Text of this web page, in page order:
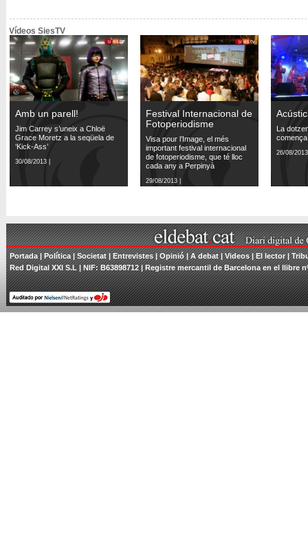
Vídeos SiesTV
Portada|Política|Societat|Entrevistes|Opinió|A debat|Videos|El lector|
Red Digital XXI S.L | NIF: B63898712 | Registre mercantil de Barcelona en el llibre